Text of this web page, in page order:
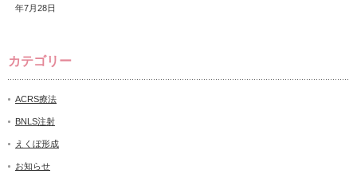
年7月28日
カテゴリー
ACRS療法
BNLS注射
えくぼ形成
お知らせ